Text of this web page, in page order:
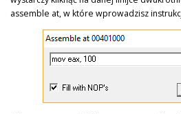
assemble at, w które wprowadzisz